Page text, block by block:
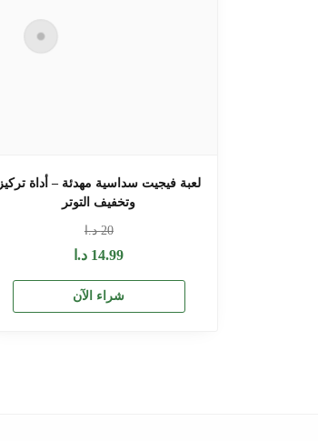
لعبة فيجيت سداسية مهدئة – أداة تركيز
وتخفيف التوتر
20د.ا
14.99 د.ا
شراء الآن